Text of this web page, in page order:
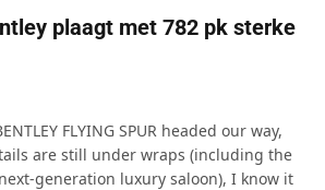
plaagt met 782 pk sterke
FLYING SPUR headed our way,
are still under wraps (including the
generation luxury saloon), I know it